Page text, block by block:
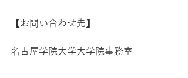
【お問い合わせ先】
名古屋学院大学大学院事務室